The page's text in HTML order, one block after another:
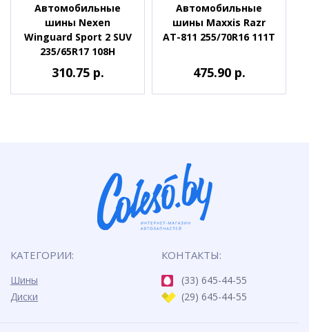
Автомобильные
шины Nexen
Winguard Sport 2 SUV
235/65R17 108H
310.75 р.
Автомобильные
шины Maxxis Razr
AT-811 255/70R16 111T
475.90 р.
КАТЕГОРИИ:
Шины
Диски
КОНТАКТЫ:
(33) 645-44-55
(29) 645-44-55